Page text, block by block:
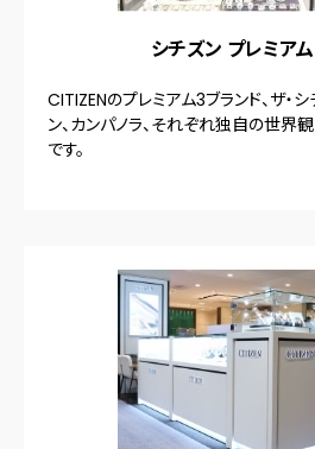
シチズン プレミア
CITIZENのプレミアム3ブランド、ザ・シ
ン、カンパノラ、それぞれ独自の世
です。